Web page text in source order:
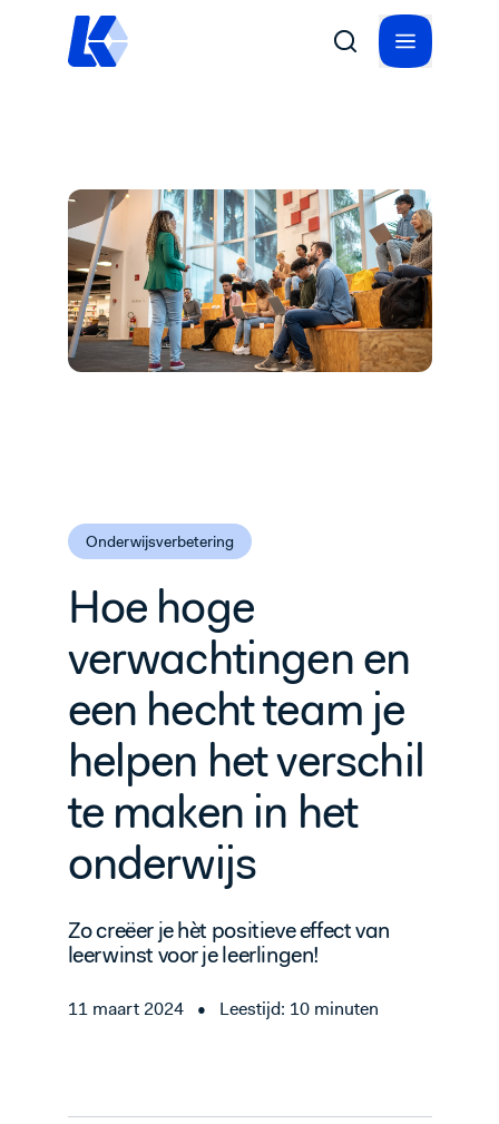
Onderwijsverbetering
Hoe hoge
verwachtingen en
een hecht team je
helpen het verschil
te maken in het
onderwijs
Zo creëer je hèt positieve effect van
leerwinst voor je leerlingen!
11 maart 2024 • Leestijd: 10 minuten